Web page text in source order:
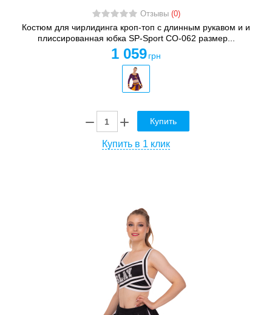
Отзывы (0)
Костюм для чирлидинга кроп-топ с длинным рукавом и и
плиссированная юбка SP-Sport CO-062 размер...
1 059 грн
Купить
Купить в 1 клик